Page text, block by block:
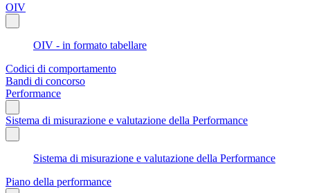
OIV
OIV - in formato tabellare
Codici di comportamento
Bandi di concorso
Performance
Sistema di misurazione e valutazione della Performance
Sistema di misurazione e valutazione della Performance
Piano della performance